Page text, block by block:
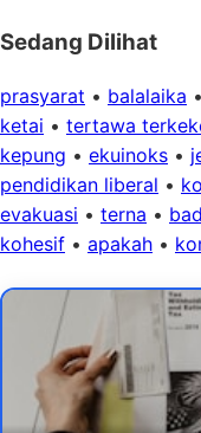
Sedang Dilihat
prasyarat • balalaika •
ketai • tertawa
kepung • ekuinoks •
pendidikan liberal •
evakuasi • terna •
kohesif • apakah •